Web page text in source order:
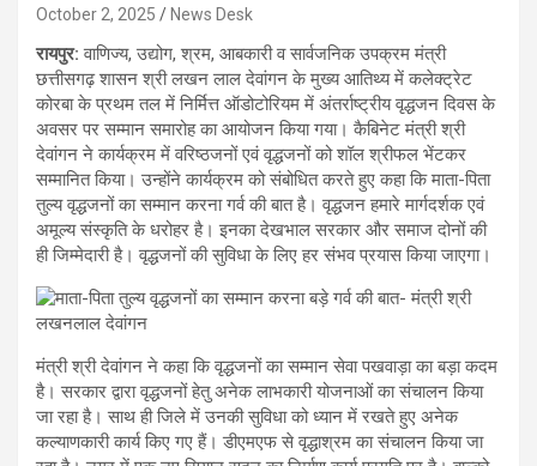
October 2, 2025 News Desk
रायपुर:वाणिज्य, उद्योग, श्रम, आबकारी व सार्वजनिक उपक्रम मंत्री
छत्तीसगढ़ शासन श्री लखन लाल देवांगन के मुख्य आतिथ्य में कलेक्ट्रेट
कोरबा के प्रथम तल में निर्मित्त ऑडोटोरियम में अंतर्राष्ट्रीय वृद्धजन दिवस के
अवसर पर सम्मान समारोह का आयोजन किया गया। कैबिनेट मंत्री श्री
देवांगन ने कार्यक्रम में वरिष्ठजनों एवं वृद्धजनों को शॉल श्रीफल भेंटकर
सम्मानित किया। उन्होंने कार्यक्रम को संबोधित करते हुए कहा कि माता-पिता
तुल्य वृद्धजनों का सम्मान करना गर्व की बात है। वृद्धजन हमारे मार्गदर्शक एवं
अमूल्य संस्कृति के धरोहर है। इनका देखभाल सरकार और समाज दोनों की
ही जिम्मेदारी है। वृद्धजनों की सुविधा के लिए हर संभव प्रयास किया जाएगा।
मंत्री श्री देवांगन ने कहा कि वृद्धजनों का सम्मान सेवा पखवाड़ा का बड़ा कदम
है। सरकार द्वारा वृद्धजनों हेतु अनेक लाभकारी योजनाओं का संचालन किया
जा रहा है। साथ ही जिले में उनकी सुविधा को ध्यान में रखते हुए अनेक
कल्याणकारी कार्य किए गए हैं। डीएमएफ से वृद्धाश्रम का संचालन किया जा